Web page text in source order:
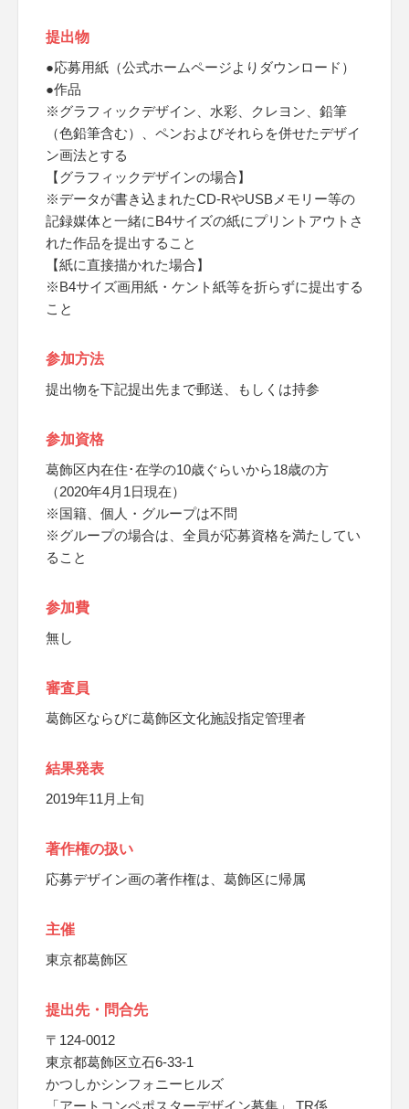
提出物
●応募用紙（公式ホームページよりダウンロード）
●作品
※グラフィックデザイン、水彩、クレヨン、鉛筆
（色鉛筆含む）、ペンおよびそれらを併せたデザイ
ン画法とする
【グラフィックデザインの場合】
※データが書き込まれたCD-RやUSBメモリー等の
記録媒体と一緒にB4サイズの紙にプリントアウトさ
れた作品を提出すること
【紙に直接描かれた場合】
※B4サイズ画用紙・ケント紙等を折らずに提出する
こと
参加方法
提出物を下記提出先まで郵送、もしくは持参
参加資格
葛飾区内在住･在学の10歳ぐらいから18歳の方
（2020年4月1日現在）
※国籍、個人・グループは不問
※グループの場合は、全員が応募資格を満たしてい
ること
参加費
無し
審査員
葛飾区ならびに葛飾区文化施設指定管理者
結果発表
2019年11月上旬
著作権の扱い
応募デザイン画の著作権は、葛飾区に帰属
主催
東京都葛飾区
提出先・問合先
〒124-0012
東京都葛飾区立石6-33-1
かつしかシンフォニーヒルズ
「アートコンペポスターデザイン募集」 TR係